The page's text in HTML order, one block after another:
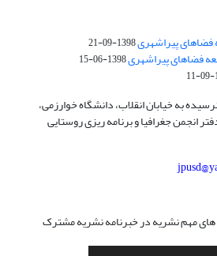
1398-09-21
فضاهای پیراشهری1398-06-15
به خیابان انقلاب، دانشگاه خوارزمی،
انجمن جغرافیا و برنامه ریزی روستایی
های مهم نشریه در خبرنامه نشریه مشترک